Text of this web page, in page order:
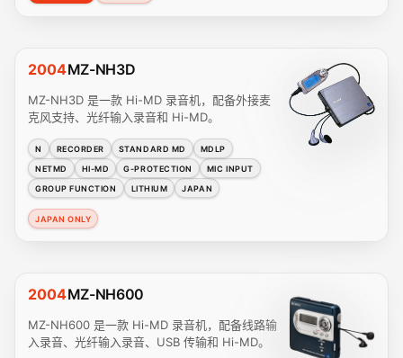
2004MZ-NH3D
MZ-NH3D 是一款 Hi-MD 录音机，配备外接麦
克风支持、光纤输入录音和 Hi-MD。
N RECORDER STANDARD MD
MDLP
NETMD
HI-MD G-PROTECTION
MIC INPUT
GROUP FUNCTION
LITHIUM JAPAN
JAPAN ONLY
2004MZ-NH600
MZ-NH600 是一款 Hi-MD 录音机，配备线路输
入录音、光纤输入录音、USB 传输和 Hi-MD。